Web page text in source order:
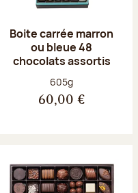
Boite carrée marron
ou bleue 48
chocolats assortis
Poids net :
605g
60,00 €